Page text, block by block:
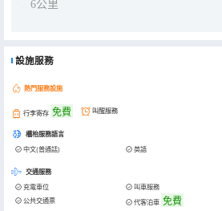
6公里
設施服務
熱門服務設施
行李寄存 免費 叫醒服務
櫃枱服務語言
中文(普通話) 英語
交通服務
充電車位 叫車服務
公共交通票
代客泊車 免費